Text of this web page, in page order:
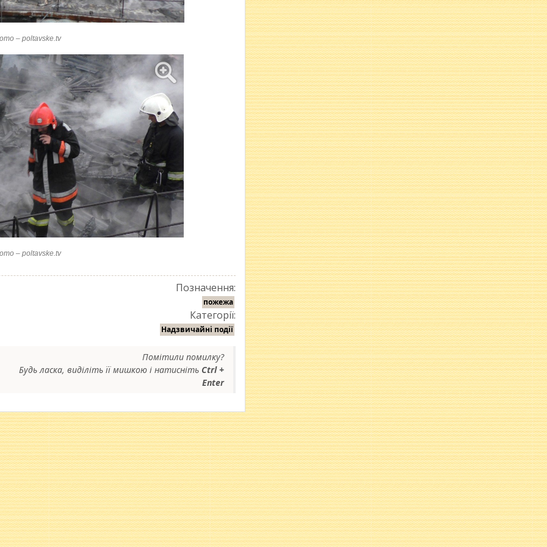
– poltavske.tv
– poltavske.tv
Позначення:
пожежа
Категорії:
Надзвичайні події
Помітили помилку?
Будь ласка, виділіть її мишкою і натисніть Ctrl +
Enter